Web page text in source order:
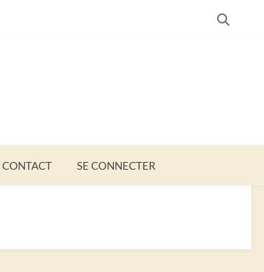
CONTACT SE CONNECTER